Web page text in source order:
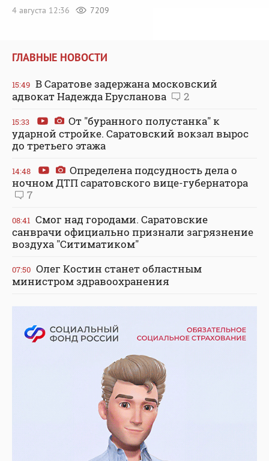
4 августа 12:36
7209
ГЛАВНЫЕ НОВОСТИ
15:49 В Саратове задержана московский
адвокат Надежда Ерусланова
2
15:33
От "буранного полустанка" к
ударной стройке. Саратовский вокзал вырос
до третьего этажа
14:48
Определена подсудность дела о
ночном ДТП саратовского вице-губернатора
7
08:41 Смог над городами. Саратовские
санврачи официально признали загрязнение
воздуха "Ситиматиком"
07:50 Олег Костин станет областным
министром здравоохранения